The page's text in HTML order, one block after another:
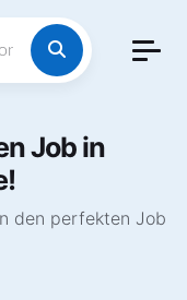
Job in
den perfekten Job